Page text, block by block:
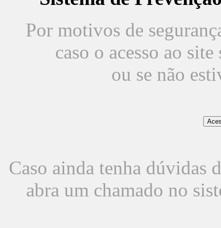
Por motivos de
caso o acesso ao
ou se não
Caso ainda tenha dúvidas
abra um chamado no